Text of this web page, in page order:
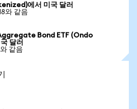
에서 미국 달러
와 같음
Bond ETF (Ondo
달러
같음